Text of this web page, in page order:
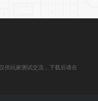
供玩家测试交流，下载后请在